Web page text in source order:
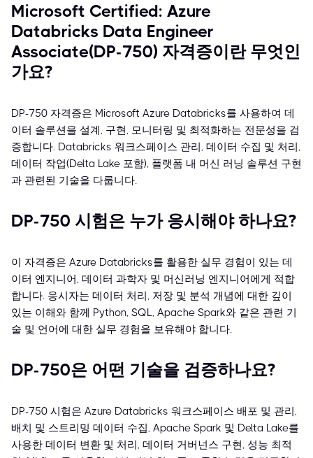
Microsoft Certified: Azure
Databricks Data Engineer
Associate(DP-750) 자격증이란 무엇인
가요?
DP-750 자격증은 Microsoft Azure Databricks를 사용하여 데
이터 솔루션을 설계, 구현, 모니터링 및 최적화하는 전문성을 검
증합니다. Databricks 워크스페이스 관리, 데이터 수집 및 처리,
데이터 작업(Delta Lake 포함), 플랫폼 내 머신 러닝 솔루션 구현
과 관련된 기술을 다룹니다.
DP-750 시험은 누가 응시해야 하나요?
이 자격증은 Azure Databricks를 활용한 실무 경험이 있는 데
이터 엔지니어, 데이터 과학자 및 머신러닝 엔지니어에게 적합
합니다. 응시자는 데이터 처리, 저장 및 분석 개념에 대한 깊이
있는 이해와 함께 Python, SQL, Apache Spark와 같은 관련 기
술 및 언어에 대한 실무 경험을 보유해야 합니다.
DP-750은 어떤 기술을 검증하나요?
DP-750 시험은 Azure Databricks 워크스페이스 배포 및 관리,
배치 및 스트리밍 데이터 수집, Apache Spark 및 Delta Lake를
사용한 데이터 변환 및 처리, 데이터 거버넌스 구현, 성능 최적